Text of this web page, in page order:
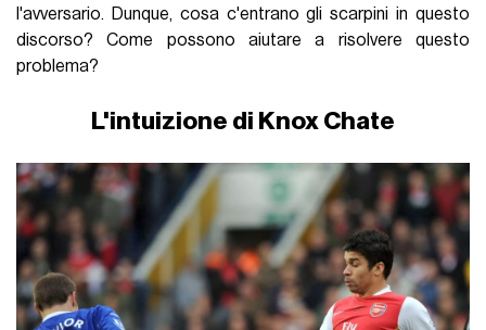
l'avversario. Dunque, cosa c'entrano gli scarpini in questo
discorso? Come possono aiutare a risolvere questo
problema?
L'intuizione di Knox Chate